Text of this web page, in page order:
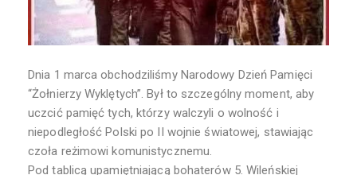
Dnia 1 marca obchodziliśmy Narodowy Dzień Pamięci
“Żołnierzy Wyklętych”. Był to szczególny moment, aby
uczcić pamięć tych, którzy walczyli o wolność i
niepodległość Polski po II wojnie światowej, stawiając
czoła reżimowi komunistycznemu.
Pod tablicą upamiętniającą bohaterów 5. Wileńskiej